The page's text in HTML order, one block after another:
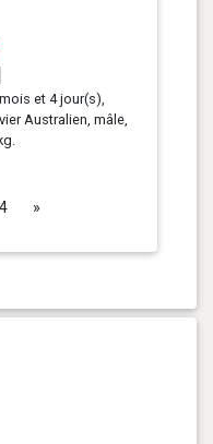
et 4 jour(s),
Australien, mâle,
4 »Next